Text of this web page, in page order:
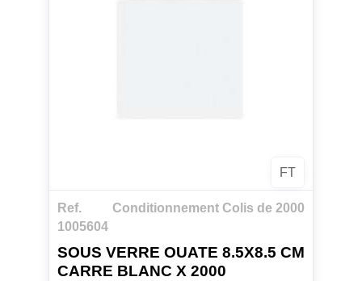
FT
Ref.
1005604
Conditionnement Colis de 2000
SOUS VERRE OUATE 8.5X8.5 CM
CARRE BLANC X 2000